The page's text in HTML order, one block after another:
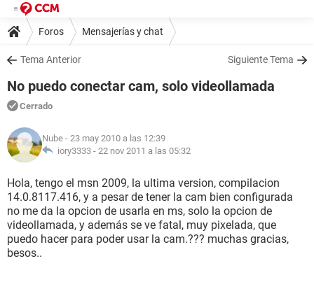
Foros Mensajerías y chat
Tema Anterior Siguiente Tema
No puedo conectar cam, solo videollamada
Cerrado
Nube - 23 may 2010 a las 12:39
iory3333 - 22 nov 2011 a las 05:32
Hola, tengo el msn 2009, la ultima version, compilacion
14.0.8117.416, y a pesar de tener la cam bien configurada
no me da la opcion de usarla en ms, solo la opcion de
videollamada, y además se ve fatal, muy pixelada, que
puedo hacer para poder usar la cam.??? muchas gracias,
besos..